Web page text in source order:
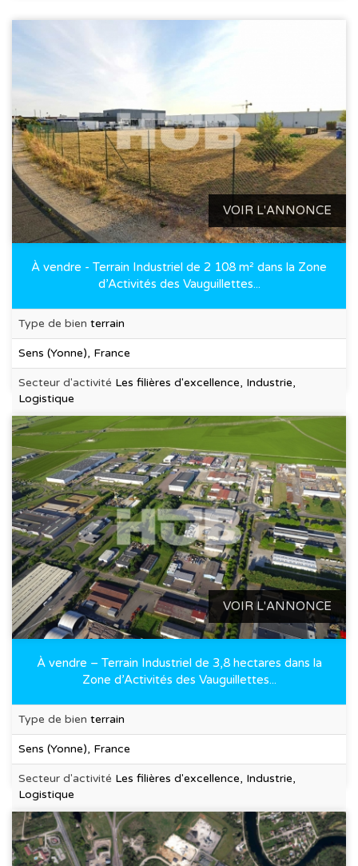
VOIR L'ANNONCE
À vendre - Terrain Industriel de 2 108 m² dans la Zone
d’Activités des Vauguillettes...
Type de bien terrain
Sens (Yonne), France
Secteur d'activité Les filières d'excellence, Industrie,
Logistique
VOIR L'ANNONCE
À vendre – Terrain Industriel de 3,8 hectares dans la
Zone d’Activités des Vauguillettes...
Type de bien terrain
Sens (Yonne), France
Secteur d'activité Les filières d'excellence, Industrie,
Logistique